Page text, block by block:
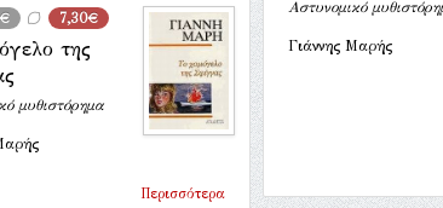
Αστυνομικό
Γιάννης Μαρής
7,30€
της
μυθιστόρημα
Περισσότερα